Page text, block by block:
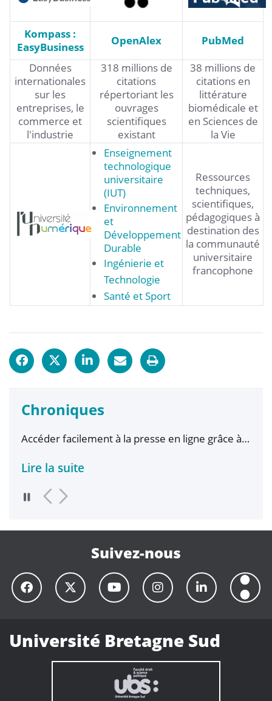
Kompass :
EasyBusiness
OpenAlex
PubMed
Données
internationales
sur les
entreprises, le
commerce et
l'industrie
318 millions de
citations
répertoriant les
ouvrages
scientifiques
existant
38 millions de
citations en
littérature
biomédicale et
en Sciences de
la Vie
Enseignement
technologique
universitaire
(IUT)
Environnement
et
Développement
Durable
Ingénierie et
Technologie
Santé et Sport
Ressources
techniques,
scientifiques,
pédagogiques à
destination des
la communauté
universitaire
francophone
Chroniques
Accéder facilement à la presse en ligne grâce à
Lire la suite
Suivez-nous
Université Bretagne Sud